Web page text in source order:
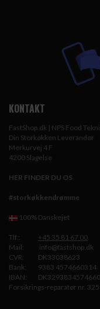
KONTAKT
FastShop.dk | NPS Food
Din Storkøkken Leverandør
Merkurvej 4 F
4200 Slagelse
HER FINDER DU OS
#storkøkkendrømme
100% Danskejet
Tlf.:
+45 35 81 67 00
Mail:
info@fastshop.dk
CVR:
DK33038623
Bank:
9383 4574660314
IBAN:
Forsikrings-reparatør nr.